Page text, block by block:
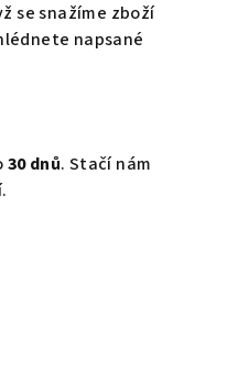
se snažíme zboží
napsané
30 dnů. Stačí nám